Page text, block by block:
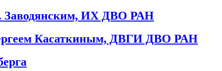
ИХ ДВО РАН
Касаткиным, ДВГИ ДВО РАН